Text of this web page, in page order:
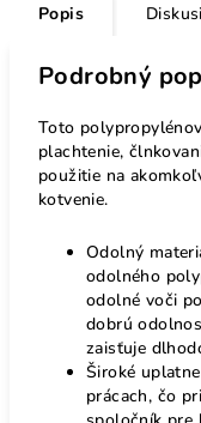
Popis
Podrobný
Toto
plachtenie,
použitie na
kotvenie.
Odolný
odolného
odolné voči
dobrú
zaisťuje
Široké
prácach, čo